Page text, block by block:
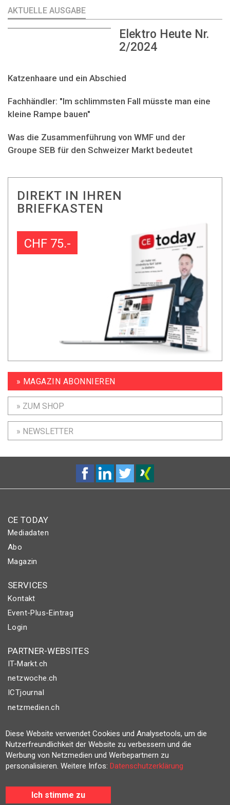
AKTUELLE AUSGABE
Elektro Heute Nr.
2/2024
Katzenhaare und ein Abschied
Fachhändler: "Im schlimmsten Fall müsste man eine
kleine Rampe bauen"
Was die Zusammenführung von WMF und der
Groupe SEB für den Schweizer Markt bedeutet
DIREKT IN IHREN
BRIEFKASTEN
CHF 75.-
» MAGAZIN ABONNIEREN
» ZUM SHOP
» NEWSLETTER
CE TODAY
Mediadaten
Abo
Magazin
SERVICES
Kontakt
Event-Plus-Eintrag
Login
PARTNER-WEBSITES
IT-Markt.ch
netzwoche.ch
ICTjournal
netzmedien.ch
© NETZMEDIEN AG 2026
Impressum
AGB
Datenschutzerklärung
Diese Website verwendet Cookies und Analysetools, um die
Nutzerfreundlichkeit der Website zu verbessern und die
Werbung von Netzmedien und Werbepartnern zu
personalisieren. Weitere Infos:Datenschutzerklärung
Ich stimme zu